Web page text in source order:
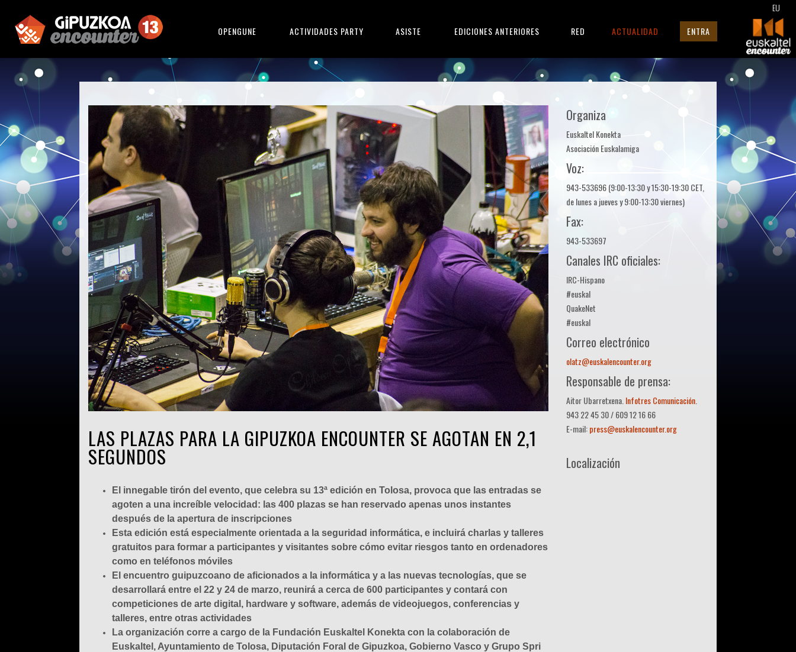
OPENGUNE ACTIVIDADES PARTY ASISTE EDICIONES ANTERIORES RED ACTUALIDAD ENTRA
EU
LAS PLAZAS PARA LA GIPUZKOA ENCOUNTER SE AGOTAN EN 2,1
SEGUNDOS
El innegable tirón del evento, que celebra su 13ª edición en Tolosa, provoca que las entradas se
agoten a una increíble velocidad: las 400 plazas se han reservado apenas unos instantes
después de la apertura de inscripciones
Esta edición está especialmente orientada a la seguridad informática, e incluirá charlas y talleres
gratuitos para formar a participantes y visitantes sobre cómo evitar riesgos tanto en ordenadores
como en teléfonos móviles
El encuentro guipuzcoano de aficionados a la informática y a las nuevas tecnologías, que se
desarrollará entre el 22 y 24 de marzo, reunirá a cerca de 600 participantes y contará con
competiciones de arte digital, hardware y software, además de videojuegos, conferencias y
talleres, entre otras actividades
La organización corre a cargo de la Fundación Euskaltel Konekta con la colaboración de
Euskaltel, Ayuntamiento de Tolosa, Diputación Foral de Gipuzkoa, Gobierno Vasco y Grupo Spri
Organiza
Euskaltel Konekta
Asociación Euskalamiga
Voz:
943-533696 (9:00-13:30 y 15:30-19:30 CET,
de lunes a jueves y 9:00-13:30 viernes)
Fax:
943-533697
Canales IRC oficiales:
IRC-Hispano
#euskal
QuakeNet
#euskal
Correo electrónico
olatz@euskalencounter.org
Responsable de prensa:
Aitor Ubarretxena. Infotres Comunicación.
943 22 45 30 / 609 12 16 66
E-mail:press@euskalencounter.org
Localización